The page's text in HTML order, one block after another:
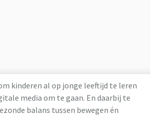
kinderen al op jonge leeftijd te leren
media om te gaan. En daarbij te
balans tussen bewegen én